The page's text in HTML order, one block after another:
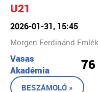
U21
2026-01-31, 15:45
Morgen Ferdinánd
Vasas
Akadémia
76
BESZÁMOLÓ »